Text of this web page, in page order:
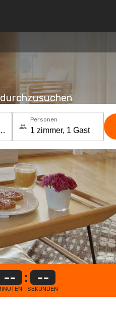
Personen
-- : --
SEKUNDEN